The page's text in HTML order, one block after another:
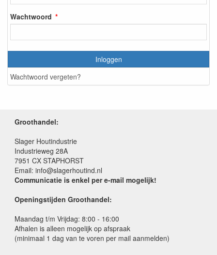
Wachtwoord
Inloggen
Wachtwoord vergeten?
Groothandel:
Slager Houtindustrie
Industrieweg 28A
7951 CX STAPHORST
Email: info@slagerhoutind.nl
Communicatie is enkel per e-mail mogelijk!
Openingstijden Groothandel:
Maandag t/m Vrijdag: 8:00 - 16:00
Afhalen is alleen mogelijk op afspraak
(minimaal 1 dag van te voren per mail aanmelden)